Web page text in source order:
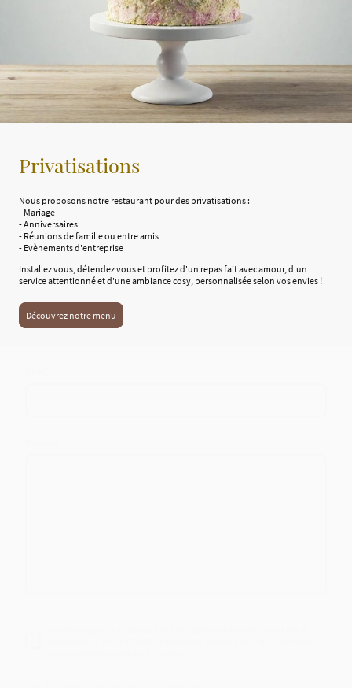
Privatisations
Nous proposons notre restaurant pour des privatisations :
- Mariage
- Anniversaires
- Réunions de famille ou entre amis
- Evènements d'entreprise
Installez vous, détendez vous et profitez d'un repas fait avec amour, d'un
service attentionné et d'une ambiance cosy, personnalisée selon vos envies !
Découvrez notre menu